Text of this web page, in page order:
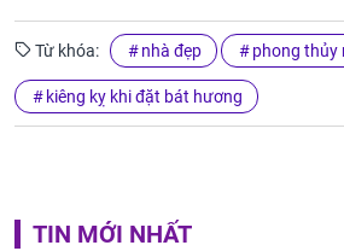
Từ khóa: nhà đẹp phong thủy
kiêng kỵ khi đặt bát hương
TIN MỚI NHẤT